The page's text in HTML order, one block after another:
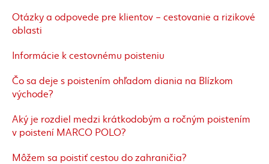
Otázky a odpovede pre klientov – cestovanie a rizikové
oblasti
Informácie k cestovnému poisteniu
Čo sa deje s poistením ohľadom diania na Blízkom
východe?
Aký je rozdiel medzi krátkodobým a ročným poistením
v poistení MARCO POLO?
Môžem sa poistiť cestou do zahraničia?